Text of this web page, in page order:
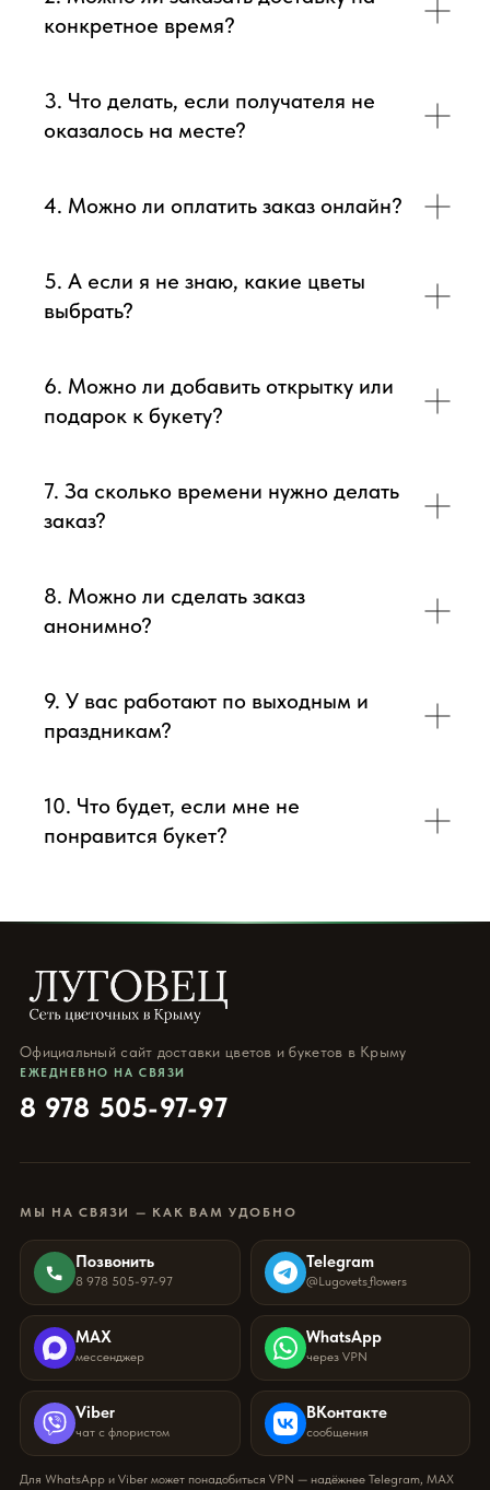
видео непосредственно того букета, который наш
флорист собрал для Вас.
Доставка цветов в Симферополе. Качественно. Быстро.
конкретное время?
3. Что делать, если получателя не
оказалось на месте?
4. Можно ли оплатить заказ онлайн?
5. А если я не знаю, какие цветы
выбрать?
6. Можно ли добавить открытку или
подарок к букету?
7. За сколько времени нужно делать
заказ?
8. Можно ли сделать заказ
анонимно?
9. У вас работают по выходным и
праздникам?
10. Что будет, если мне не
понравится букет?
Официальный сайт доставки цветов и букетов в Крыму
ЕЖЕДНЕВНО НА СВЯЗИ
8 978 505-97-97
МЫ НА СВЯЗИ — КАК ВАМ УДОБНО
Позвонить
8 978 505-97-97
Telegram
@Lugovets_flowers
MAX
мессенджер
WhatsApp
через VPN
Viber
чат с флористом
ВКонтакте
сообщения
Для WhatsApp и Viber может понадобиться VPN — надёжнее Telegram, MAX